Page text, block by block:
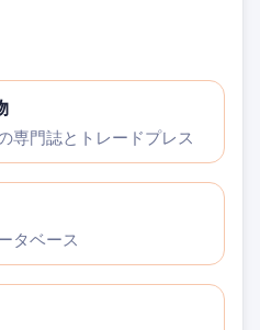
専門誌とトレードプレス
タベース